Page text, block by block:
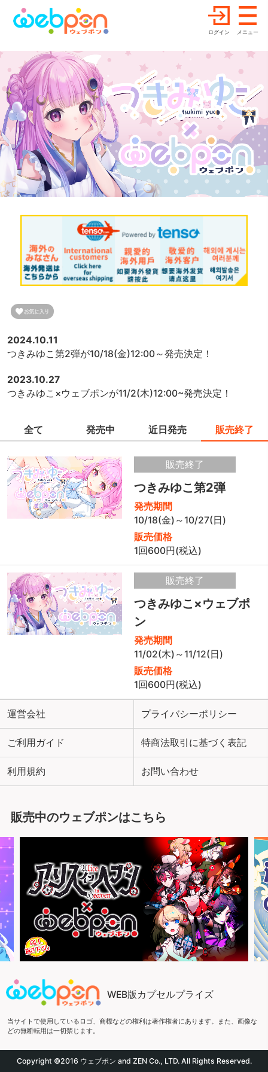
ログイン メニュー
2024.10.11
つきみゆこ第2弾が10/18(金)12:00～発売決定！
2023.10.27
つきみゆこ×ウェブポンが11/2(木)12:00~発売決定！
全て 発売中 近日発売 販売終了
販売終了
つきみゆこ第2弾
発売期間
10/18(金)～10/27(日)
販売価格
1回600円(税込)
販売終了
つきみゆこ×ウェブポ
ン
発売期間
11/02(木)～11/12(日)
販売価格
1回600円(税込)
運営会社 プライバシーポリシー
ご利用ガイド 特商法取引に基づく表記
利用規約 お問い合わせ
販売中のウェブポンはこちら
WEB版カプセルプライズ
当サイトで使用しているロゴ、商標などの権利は著作権者にあります。また、画像な
どの無断転用は一切禁じます。
Copyright ©2016 ウェブポン and ZEN Co., LTD. All Rights Reserved.